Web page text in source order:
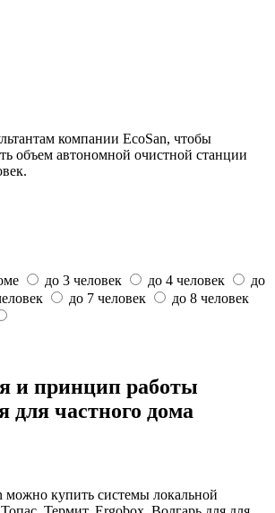
компании EcoSan, чтобы
объем автономной очистной станции
до 3 человек до 4 человек
до
до 7 человек
до 8 человек
и принцип работы
для частного дома
можно купить системы локальной